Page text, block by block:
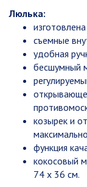
Люлька:
съемные
удобная
бесшумный
козырек и
функция
кокосовый
74 х 36 см.